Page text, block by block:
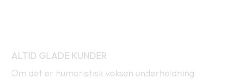
ALTID GLADE KUNDER
Om det er humoristisk voksen underholdning